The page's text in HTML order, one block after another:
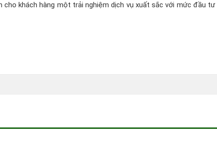
cho khách hàng một trải nghiệm dịch vụ xuất sắc với mức đầu tư